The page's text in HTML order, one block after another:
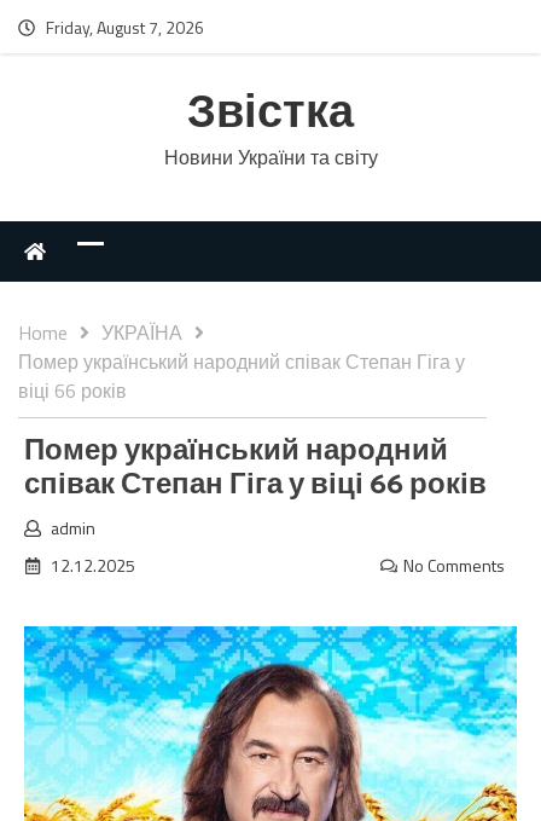
Friday, August 7, 2026
Звістка
Новини України та світу
Home
УКРАЇНА
Помер український народний співак Степан Гіга у
віці 66 років
Помер український народний
співак Степан Гіга у віці 66 років
admin
12.12.2025
No Comments